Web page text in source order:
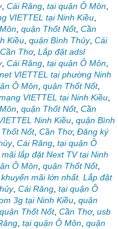
, Cái Răng tại quận Ô Môn
VIETTEL tại Ninh Kiều
quận Thốt Nốt, Cần
Kiều quận Bình Thủy, Cái
Cần Thơ, Lắp đặt adsl
, Cái Răng tại quận Ô Môn
VIETTEL tại phường Ninh
Ô Môn quận Thốt Nốt,
VIETTEL tại Ninh Kiều
quận Thốt Nốt, Cần
Ninh Kiều quận Bình
Nốt, Cần Thơ, Đăng ký
, Cái Răng tại quận Ô
lắp đặt Next TV tại Ninh
Ô Môn quận Thốt Nốt,
khuyến mãi lớn nhất. Lắp đặt
, Cái Răng tại quận Ô
3g tại Ninh Kiều quận
quận Thốt Nốt, Cần Thơ, usb
tại quận Ô Môn quận